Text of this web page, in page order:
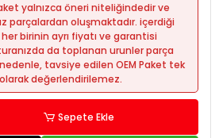
yalnızca öneri niteliğindedir ve
parçalardan oluşmaktadır. içerdiği
birinin ayrı fiyatı ve garantisi
da toplanan urunler parça
tavsiye edilen OEM Paket tek
değerlendirilemez.
Sepete Ekle